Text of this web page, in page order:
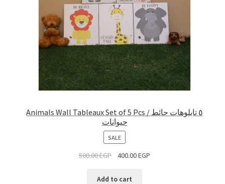
Animals Wall Tableaux Set of 5 Pcs / ٥ تابلوهات حائط
حيوانات
SALEPRODUCT
SALE
500.00EGP 400.00EGP
Add to cart